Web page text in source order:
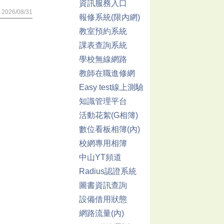
08/31
資訊服務入口
報修系統(限內網)
教室預約系統
課表查詢系統
學校無線網路
教師在職進修網
Easy test線上測驗
知識管理平台
活動花絮(G相簿)
數位看板相簿(內)
校網專用相簿
中山YT頻道
Radius認證系統
圖書資訊查詢
設備借用狀態
網路流量(內)